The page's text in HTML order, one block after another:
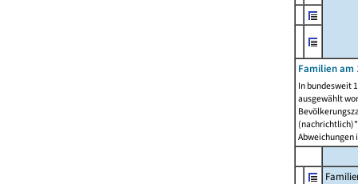
Familien am
In bundesweit
ausgewählt
Abweichungen